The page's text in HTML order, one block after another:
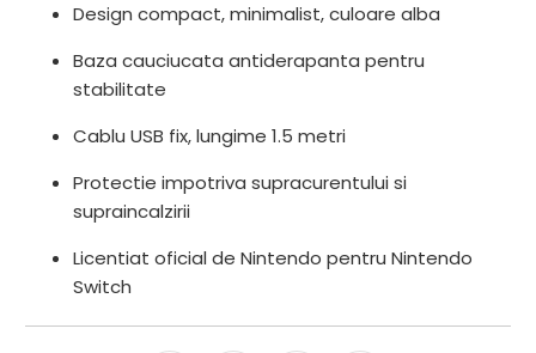
Design compact, minimalist, culoare alba
Baza cauciucata antiderapanta pentru
stabilitate
Cablu USB fix, lungime 1.5 metri
Protectie impotriva supracurentului si
supraincalzirii
Licentiat oficial de Nintendo pentru Nintendo
Switch